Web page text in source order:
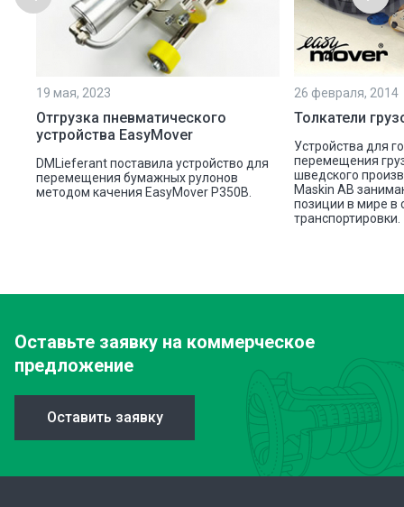
19 мая, 2023
Отгрузка пневматического
устройства EasyMover
DMLieferant поставила устройство для
перемещения бумажных рулонов
методом качения EasyMover P350B.
26 февраля, 2014
Толкатели
Устройства для
перемещения
шведского
Maskin AB
позиции в мире в
транспортировки.
Оставьте заявку на коммерческое
предложение
Оставить заявку